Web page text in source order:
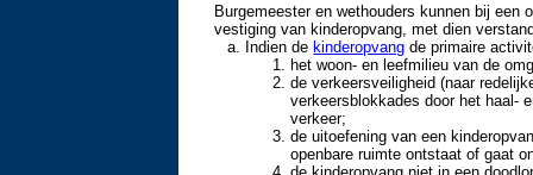
Burgemeester en wethouders kunnen bij een
vestiging van kinderopvang, met dien
Indien dekinderopvang de primaire
het woon- en leefmilieu van de
de verkeersveiligheid (naar
verkeersblokkades door het haal-
verkeer;
de uitoefening van een
openbare ruimte ontstaat of gaat